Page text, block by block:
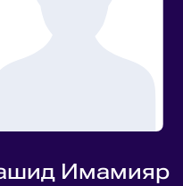
Имамияр